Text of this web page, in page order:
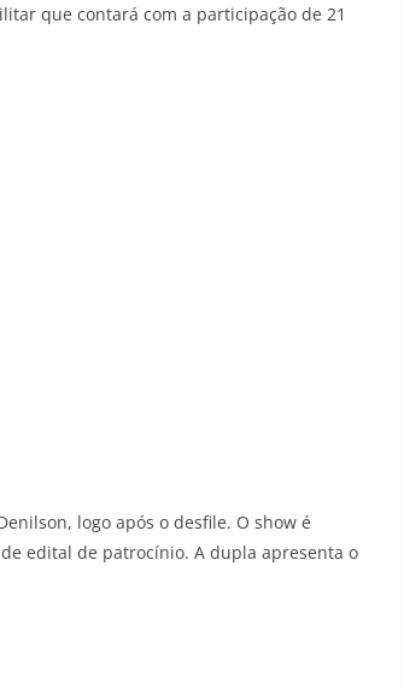
que contará com a participação de 21
logo após o desfile. O show é
edital de patrocínio. A dupla apresenta o